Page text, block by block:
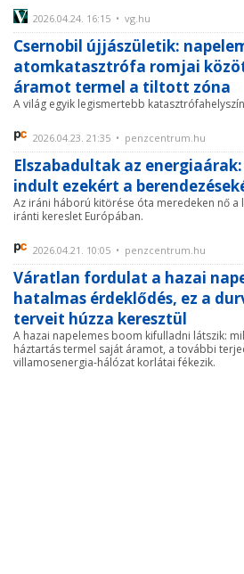
2026.04.24. 16:15 • vg.hu
Csernobil újjászületik:
atomkatasztrófa romjai
áramot termel a tiltott zóna
A világ egyik legismertebb
2026.04.23. 21:35 • penzcentrum.hu
Elszabadultak az
indult ezekért a
Az iráni háború kitörése óta meredeken nő
iránti kereslet Európában.
2026.04.21. 10:05 • penzcentrum.hu
Váratlan fordulat a hazai
hatalmas érdeklődés, ez a
terveit húzza keresztül
A hazai napelemes boom kifulladni látszik:
háztartás termel saját áramot, a további
villamosenergia-hálózat korlátai fékezik.